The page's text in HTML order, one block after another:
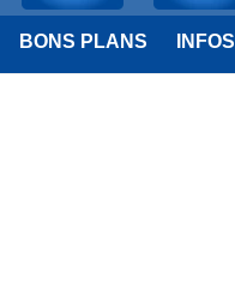
BONS PLANS INFOS